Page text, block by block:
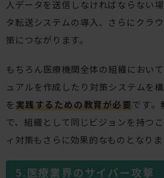
人データを送信しなければならない
タ転送システムの導入、さらにクラ
策につながります。
もちろん医療機関全体の組織におい
ュアルを作成したり対策システムを
を実践するための教育が必要です。
で、組織として同じビジョンを持つ
ィ対策もさらに効果的なものとなりま
医療業界のサイバー攻撃